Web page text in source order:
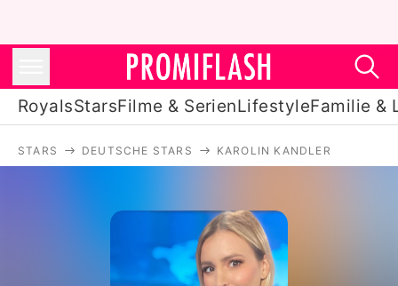
RoyalsStarsFilme & SerienLifestyleFamilie &
Filme & Serien
Lifestyle
STARS DEUTSCHE STARS KAROLIN KANDLER